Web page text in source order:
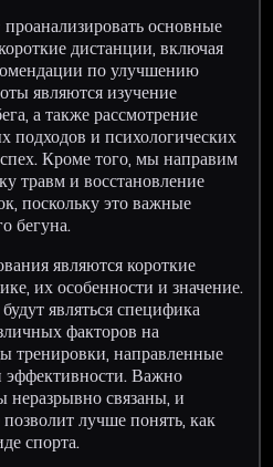
основные
дистанции, включая
по улучшению
являются изучение
а также рассмотрение
подходов и психологических
Кроме того, мы направим
травм и восстановление
поскольку это важные
бегуна.
являются короткие
их особенности и значение.
являться специфика
факторов на
тренировки, направленные
Важно
неразрывно связаны, и
лучше понять, как
спорта.